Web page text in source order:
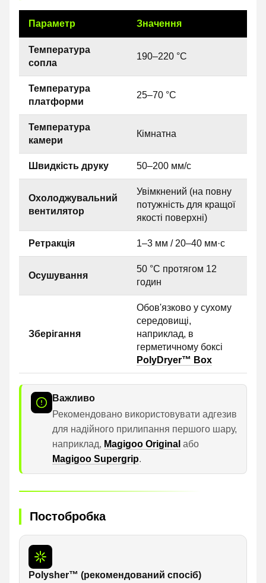
Параметр Значення
Температура
сопла
190–220 °C
Температура
платформи
25–70 °C
Температура
камери
Кімнатна
Швидкість друку 50–200 мм/с
Охолоджувальний
вентилятор
Увімкнений (на повну
потужність для кращої
якості поверхні)
Ретракція 1–3 мм / 20–40 мм·с
Осушування
50 °C протягом 12
годин
Зберігання
Обов'язково у сухому
середовищі,
наприклад, в
герметичному боксі
PolyDryer™ Box
Важливо
Рекомендовано використовувати адгезив
для надійного прилипання першого шару,
наприклад, Magigoo Original або
Magigoo Supergrip.
Постобробка
Polysher™ (рекомендований спосіб)